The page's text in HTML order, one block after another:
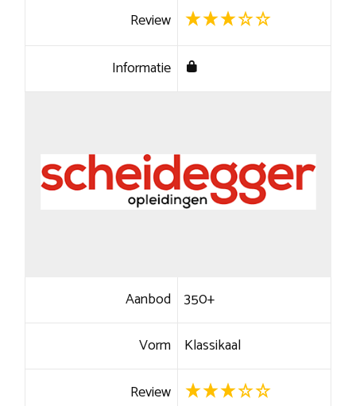
Review
Informatie
Aanbod 350+
Vorm Klassikaal
Review